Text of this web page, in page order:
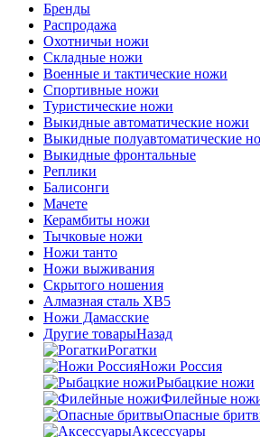
Бренды
Распродажа
Охотничьи ножи
Складные ножи
Военные и тактические ножи
Спортивные ножи
Туристические ножи
Выкидные автоматические ножи
Выкидные полуавтоматические
Выкидные фронтальные
Реплики
Балисонги
Мачете
Керамбиты ножи
Тычковые ножи
Ножи танто
Ножи выживания
Скрытого ношения
Алмазная сталь ХВ5
Ножи Дамасские
Другие товарыНазад
Рогатки
Ножи Россия
Рыбацкие ножи
Филейные
Опасные
Аксессуары